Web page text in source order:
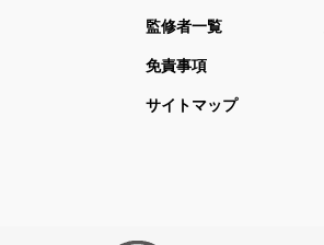
監修者一覧
免責事項
サイトマップ